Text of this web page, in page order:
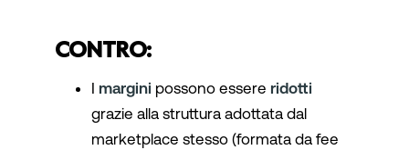
CONTRO:
I margini possono essere ridotti
grazie alla struttura adottata dal
marketplace stesso (formata da fee